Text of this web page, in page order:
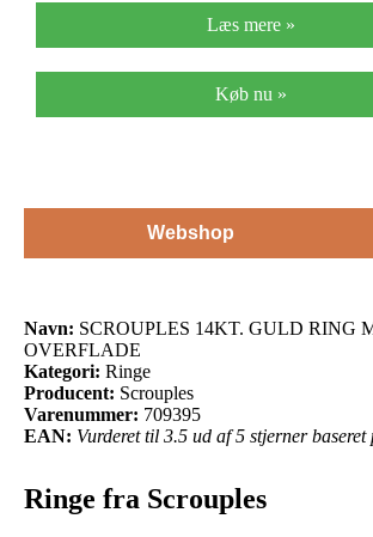
Læs mere »
Køb nu »
Webshop
Navn: SCROUPLES 14KT. GULD RING
OVERFLADE
Kategori: Ringe
Producent: Scrouples
Varenummer: 709395
EAN: Vurderet til 3.5 ud af 5 stjerner
Ringe fra Scrouples